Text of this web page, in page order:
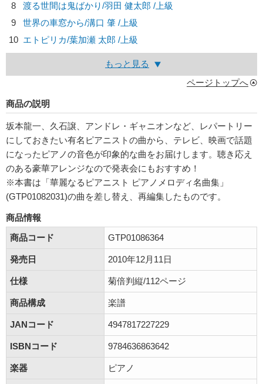
8
渡る世間は鬼ばかり/羽田 健太郎 /上級
9
世界の車窓から/溝口 肇 /上級
10 エトピリカ/葉加瀬 太郎 /上級
もっと見る
ページトップへ
商品の説明
坂本龍一、久石譲、アンドレ・ギャニオンなど、レパートリー
にしておきたい有名ピアニストの曲から、テレビ、映画で話題
になったピアノの音色が印象的な曲をお届けします。聴き応え
のある豪華アレンジなので発表会にもおすすめ！
※本書は「華麗なるピアニスト ピアノメロディ名曲集」
(GTP01082031)の曲を差し替え、再編集したものです。
商品情報
商品コード
GTP01086364
発売日 2010年12月11日
仕様 菊倍判縦/112ページ
商品構成 楽譜
JANコード 4947817227229
ISBNコード 9784636863642
楽器 ピアノ